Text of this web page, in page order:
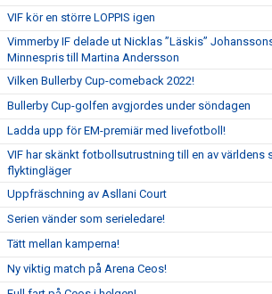
VIF kör en större LOPPIS igen
Vimmerby IF delade ut Nicklas ”Läskis”
Minnespris till Martina Andersson
Vilken Bullerby Cup-comeback 2022!
Bullerby Cup-golfen avgjordes under söndagen
Ladda upp för EM-premiär med livefotboll!
VIF har skänkt fotbollsutrustning till en av världens
flyktingläger
Uppfräschning av Asllani Court
Serien vänder som serieledare!
Tätt mellan kamperna!
Ny viktig match på Arena Ceos!